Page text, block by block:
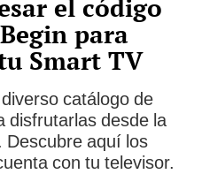
el código
para
Smart TV
catálogo de
disfrutarlas desde la
Descubre aquí los
con tu televisor.